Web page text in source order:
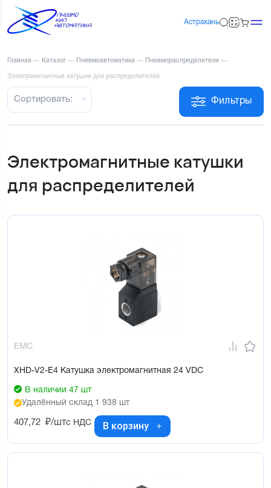
Астрахань
Главная — Каталог — Пневмоавтоматика — Пневмораспределители —
Электромагнитные катушки для распределителей
Фильтры
Сортировать:
Электромагнитные катушки
для распределителей
EMC
XHD-V2-E4 Катушка электромагнитная 24 VDC
В наличии 47 шт
Удалённый склад 1 938 шт
407,72 ₽/штс НДС В корзину